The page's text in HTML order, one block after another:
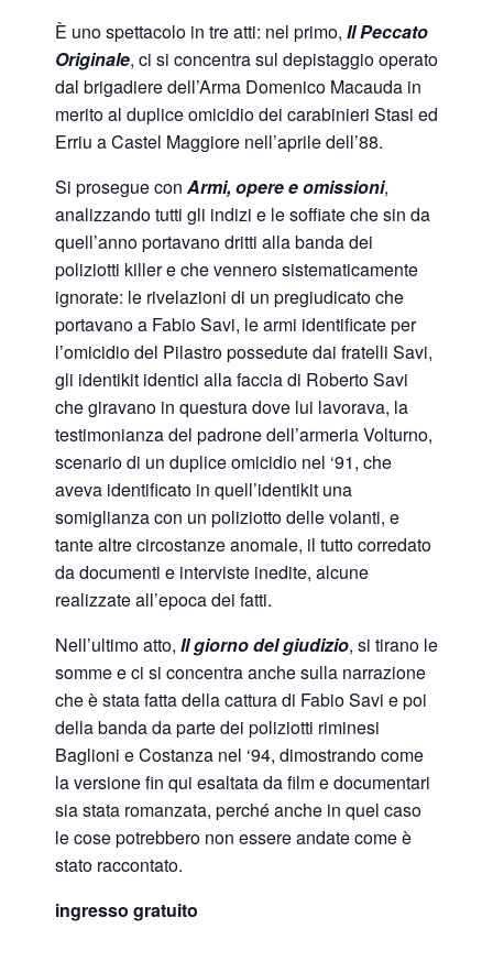
È uno spettacolo in tre atti: nel primo, Il Peccato
Originale, ci si concentra sul depistaggio operato
dal brigadiere dell’Arma Domenico Macauda in
merito al duplice omicidio dei carabinieri Stasi ed
Erriu a Castel Maggiore nell’aprile dell’88.
Si prosegue con Armi, opere e omissioni,
analizzando tutti gli indizi e le soffiate che sin da
quell’anno portavano dritti alla banda dei
poliziotti killer e che vennero sistematicamente
ignorate: le rivelazioni di un pregiudicato che
portavano a Fabio Savi, le armi identificate per
l’omicidio del Pilastro possedute dai fratelli Savi,
gli identikit identici alla faccia di Roberto Savi
che giravano in questura dove lui lavorava, la
testimonianza del padrone dell’armeria Volturno,
scenario di un duplice omicidio nel ‘91, che
aveva identificato in quell’identikit una
somiglianza con un poliziotto delle volanti, e
tante altre circostanze anomale, il tutto corredato
da documenti e interviste inedite, alcune
realizzate all’epoca dei fatti.
Nell’ultimo atto, Il giorno del giudizio, si tirano le
somme e ci si concentra anche sulla narrazione
che è stata fatta della cattura di Fabio Savi e poi
della banda da parte dei poliziotti riminesi
Baglioni e Costanza nel ‘94, dimostrando come
la versione fin qui esaltata da film e documentari
sia stata romanzata, perché anche in quel caso
le cose potrebbero non essere andate come è
stato raccontato.
ingresso gratuito